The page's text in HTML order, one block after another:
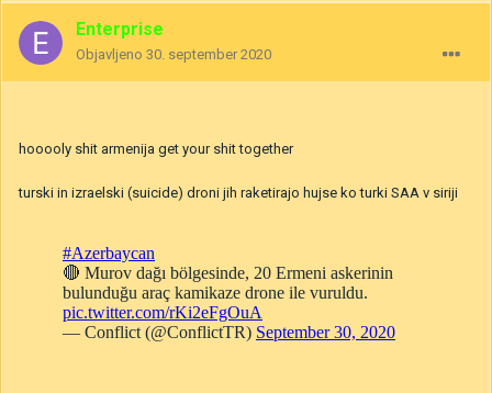
Enterprise
Objavljeno 30. september 2020
hooooly shit armenija get your shit together
turski in izraelski (suicide) droni jih raketirajo hujse ko turki SAA v siriji